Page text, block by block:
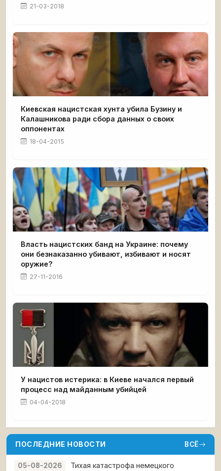
21-03-2018
Киевская нацистская хунта убила Бузину и
Калашникова ради сбора данных о своих
оппонентах
18-04-2015
Власть нацистских банд на Украине: почему
они безнаказанно убивают, избивают и носят
оружие?
27-11-2016
У нацистов истерика: в Киеве начался первый
процесс над майданным убийцей
04-04-2018
ПОСЛЕДНИЕ НОВОСТИ ВСЁ
05-08-2026
Тихая катастрофа немецкого